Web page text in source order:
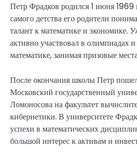
Петр Фрадков родился 1 июня 1969
самого детства его родители
талант к математике и экономике.
активно участвовал в олимпиадах
математике, занимая призовые
После окончания школы Петр
Московский государственный
Ломоносова на факультет
кибернетики. В университете
успехи в математических
большой интерес к активам и